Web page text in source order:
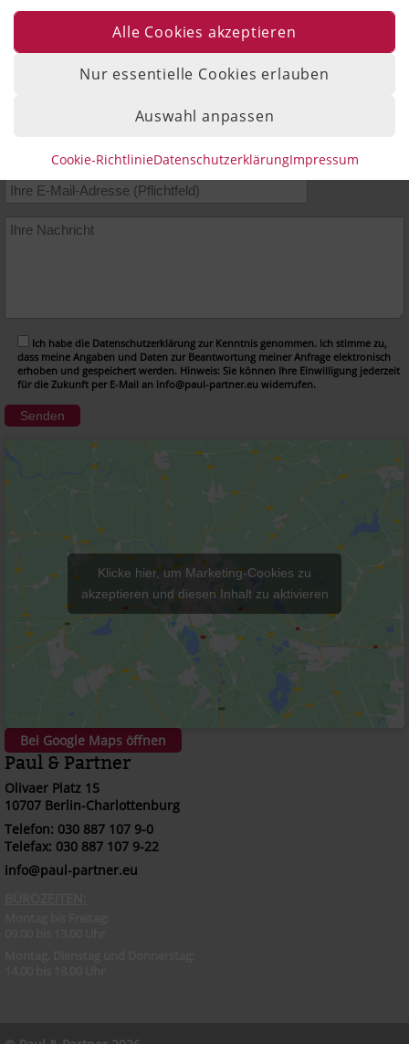
Alle Cookies akzeptieren
Nur essentielle Cookies erlauben
Auswahl anpassen
Cookie-RichtlinieDatenschutzerklärungImpressum
Kontaktieren Sie uns
Ich habe die Datenschutzerklärung zur Kenntnis genommen. Ich stimme zu,
dass meine Angaben und Daten zur Beantwortung meiner Anfrage elektronisch
erhoben und gespeichert werden. Hinweis: Sie können Ihre Einwilligung jederzeit
für die Zukunft per E-Mail an info@paul-partner.eu widerrufen.
Klicke hier, um Marketing-Cookies zu
akzeptieren und diesen Inhalt zu aktivieren
Bei Google Maps öffnen
Paul & Partner
Olivaer Platz 15
10707 Berlin-Charlottenburg
Telefon: 030 887 107 9-0
Telefax: 030 887 107 9-22
info@paul-partner.eu